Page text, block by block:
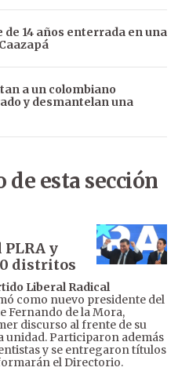
de 14 años enterrada en una
a un colombiano
y desmantelan una
esta sección
PLRA y
distritos
Liberal Radical
como nuevo presidente del
Fernando de la Mora,
discurso al frente de su
unidad. Participaron además
y se entregaron títulos
el Directorio.